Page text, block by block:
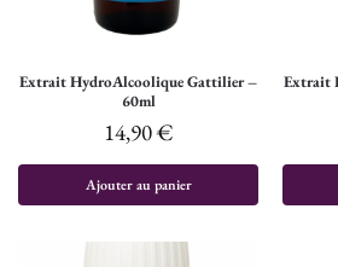
Extrait HydroAlcoolique Gattilier –
60ml
14,90€
Ajouter au panier
Extrait